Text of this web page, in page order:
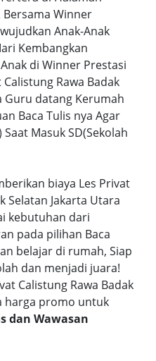
Bersama Winner
Anak-Anak
Kembangkan
di Winner Prestasi
Rawa Badak
Guru datang Kerumah
Baca Tulis nya Agar
Masuk SD(Sekolah
biaya Les Privat
Selatan Jakarta Utara
kebutuhan dari
pada pilihan Baca
belajar di rumah, Siap
dan menjadi juara!
Calistung Rawa Badak
harga promo untuk
dan Wawasan